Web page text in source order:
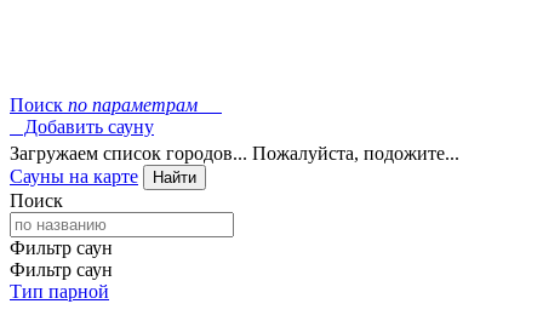
Поиск по параметрам
Добавить сауну
Загружаем список городов... Пожалуйста, подожите...
Сауны на карте
Найти
Поиск
Фильтр саун
Фильтр саун
Тип парной